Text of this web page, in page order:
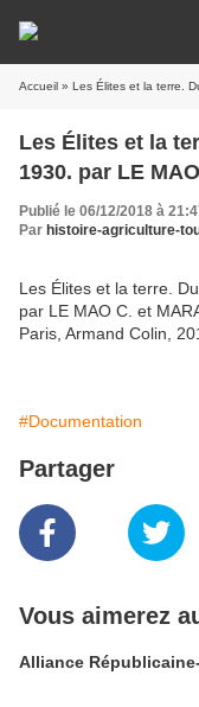
Accueil » Les Élites et la terre. Du
Les Élites et la
1930. par LE
Publié le 06/12/2018 à
Par histoire-agriculture-
Les Élites et la terre.
par LE MAO C. et
Paris, Armand Colin,
#Documentation
Partager
Vous aimerez
Alliance